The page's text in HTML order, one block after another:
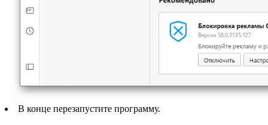
В конце перезапустите программу.